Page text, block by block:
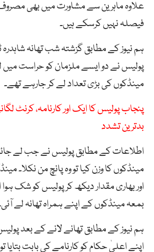
علاوہ ماہرین سے مشاورت میں بھی
فیصلہ نہیں کرسکے ہیں۔
ہم نیوز کے مطابق گزشتہ شب تھانہ
پولیس نے دو ایسے ملزمان کو حراست میں
مینڈکوں کی بڑی تعداد لے کر جارہے تھے۔
پنجاب پولیس کا ایک اور کارنامہ، کرنٹ
بدترین تشدد
اطلاعات کے مطابق پولیس نے جب لے
مینڈکوں کا وزن کیا تو وہ پانچ من نکلا۔
اور بھاری مقدار دیکھ کر پولیس کو شک ہوا
بمعہ مینڈکوں کے اپنے ہمراہ تھانہ لے
ہم نیوز کے مطابق تھانے لانے کے بعد
اپنے اعلیٰ حکام کو کارنامے کی بابت بتایا